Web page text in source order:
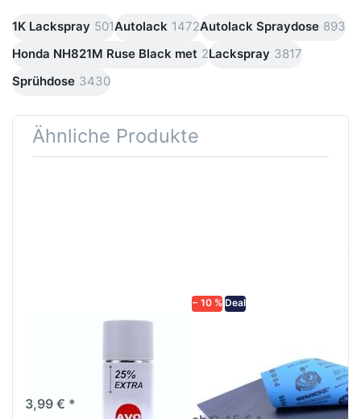
1K Lackspray 501Autolack 1472Autolack Spraydose 893
Honda NH821M Ruse Black met 2Lackspray 3817
Sprühdose 3430
Ähnliche Produkte
3,99 € *
− 10 % Deal
diversen Körnungen
Nass-Schleifpapier zur nass
und trocken anwendung